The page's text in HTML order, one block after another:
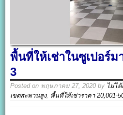
พื้นที่ให้เช่าในซูเปอร์ม
3
Posted on พฤษภาคม 27, 2020 by ไม่ไ
เขตสะพานสูง, พื้นที่ให้เช่าราคา 20,001-